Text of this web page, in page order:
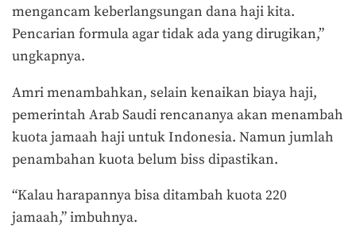
mengancam keberlangsungan dana haji kita.
Pencarian formula agar tidak ada yang dirugikan,”
ungkapnya.
Amri menambahkan, selain kenaikan biaya haji,
pemerintah Arab Saudi rencananya akan menambah
kuota jamaah haji untuk Indonesia. Namun jumlah
penambahan kuota belum biss dipastikan.
“Kalau harapannya bisa ditambah kuota 220
jamaah,” imbuhnya.